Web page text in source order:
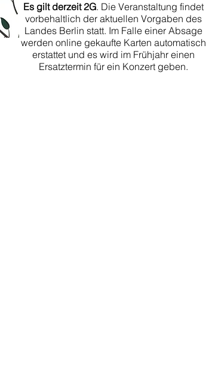
Es gilt derzeit 2G. Die Veranstaltung findet
vorbehaltlich der aktuellen Vorgaben des
Landes Berlin statt. Im Falle einer Absage
werden online gekaufte Karten automatisch
erstattet und es wird im Frühjahr einen
Ersatztermin für ein Konzert geben.